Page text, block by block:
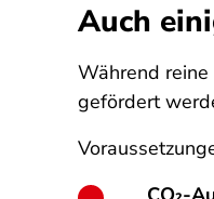
Auch
Während
gefördert